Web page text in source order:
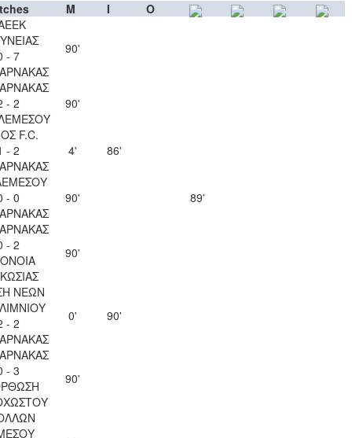
M I
O
- 7
90'
- 2
90'
F.C.
- 2
4'
86'
- 0
90'
89'
- 2
90'
ΝΕΩΝ
- 2
0' 90'
- 3
90'